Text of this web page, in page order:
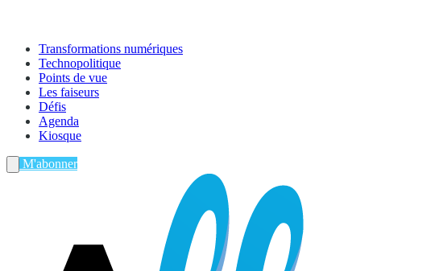
Transformations numériques
Technopolitique
Points de vue
Les faiseurs
Défis
Agenda
Kiosque
M'abonner